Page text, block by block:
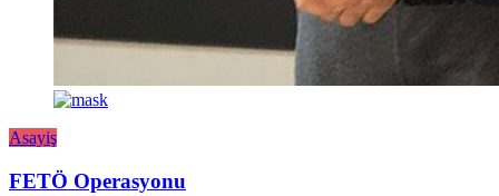
Asayiş
FETÖ Operasyonu